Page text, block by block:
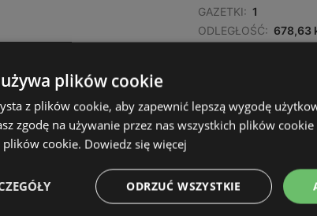
GAZETKI: 1
ODLEGŁOŚĆ: 678,63
OFERTY:
ODLEGŁOŚĆ:
680,25
plików cookie
z plików cookie, aby zapewnić lepszą wygodę
zgodę na używanie przez nas wszystkich plików
cookie. Dowiedz się więcej
ODRZUĆ WSZYSTKIE